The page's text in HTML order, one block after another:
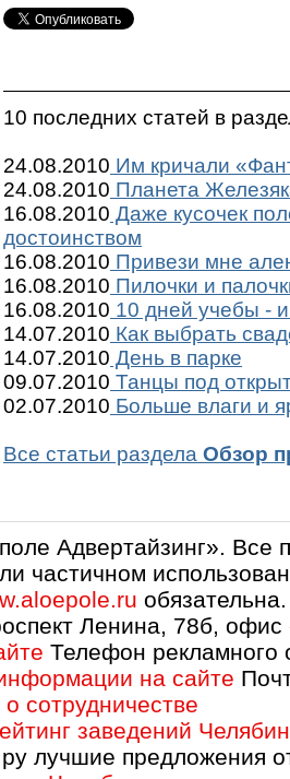
10 последних статей в
24.08.2010 Им кричали
24.08.2010 Планета
16.08.2010 Даже кусочек
достоинством
16.08.2010 Привези мне
16.08.2010 Пилочки и
16.08.2010 10 дней учебы -
14.07.2010 Как выбрать
14.07.2010 День в парке
09.07.2010 Танцы под
02.07.2010 Больше влаги и
Все статьи раздела Обзор
Адвертайзинг».
частичном
обязательна.
Ленина, 78б, офис
Телефон рекламного
на сайте
сотрудничестве
заведений
лучшие предложения